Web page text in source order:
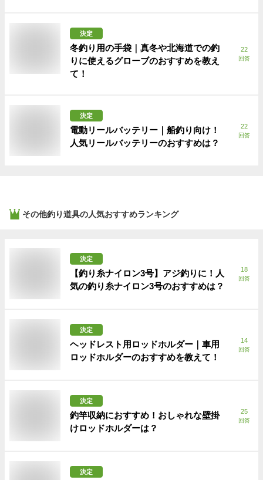
決定
冬釣り用の手袋｜真冬や北海道での釣
りに使えるグローブのおすすめを教え
て！
22
回答
決定
電動リールバッテリー｜船釣り向け！
人気リールバッテリーのおすすめは？
22
回答
その他釣り道具の人気おすすめランキング
決定
【釣り糸ナイロン3号】アジ釣りに！人
気の釣り糸ナイロン3号のおすすめは？
18
回答
決定
ヘッドレスト用ロッドホルダー｜車用
ロッドホルダーのおすすめを教えて！
14
回答
決定
釣竿収納におすすめ！おしゃれな壁掛
けロッドホルダーは？
25
回答
決定